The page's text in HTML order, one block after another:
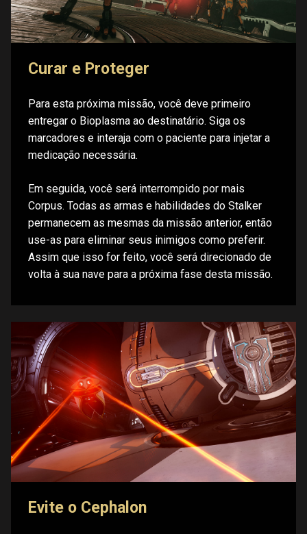
Curar e Proteger
Para esta próxima missão, você deve primeiro
entregar o Bioplasma ao destinatário. Siga os
marcadores e interaja com o paciente para injetar a
medicação necessária.
Em seguida, você será interrompido por mais
Corpus. Todas as armas e habilidades do Stalker
permanecem as mesmas da missão anterior, então
use-as para eliminar seus inimigos como preferir.
Assim que isso for feito, você será direcionado de
volta à sua nave para a próxima fase desta missão.
Evite o Cephalon